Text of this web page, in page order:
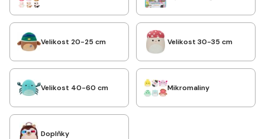
Velikost 20-25 cm Velikost 30-35 cm
Velikost 40-60 cm Mikromaliny
Doplňky